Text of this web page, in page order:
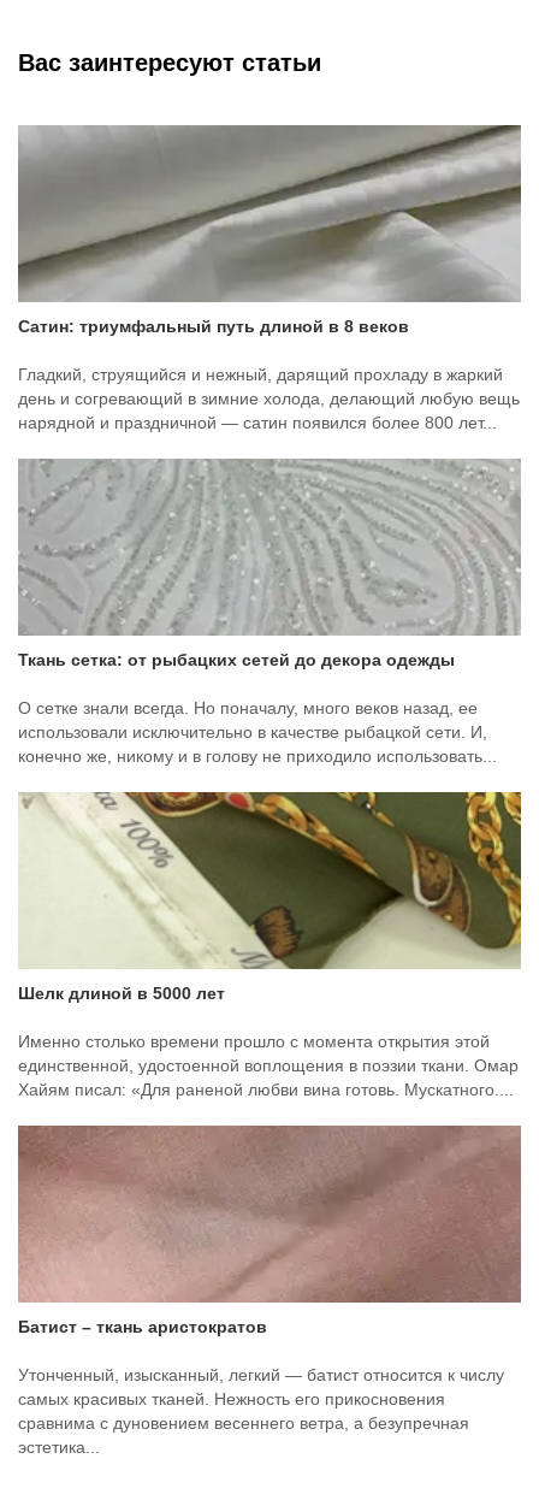
Вас заинтересуют статьи
Сатин: триумфальный путь длиной в 8 веков
Гладкий, струящийся и нежный, дарящий прохладу в жаркий
день и согревающий в зимние холода, делающий любую вещь
нарядной и праздничной — сатин появился более 800 лет...
Ткань сетка: от рыбацких сетей до декора одежды
О сетке знали всегда. Но поначалу, много веков назад, ее
использовали исключительно в качестве рыбацкой сети. И,
конечно же, никому и в голову не приходило использовать...
Шелк длиной в 5000 лет
Именно столько времени прошло с момента открытия этой
единственной, удостоенной воплощения в поэзии ткани. Омар
Хайям писал: «Для раненой любви вина готовь. Мускатного....
Батист – ткань аристократов
Утонченный, изысканный, легкий — батист относится к числу
самых красивых тканей. Нежность его прикосновения
сравнима с дуновением весеннего ветра, а безупречная
эстетика...